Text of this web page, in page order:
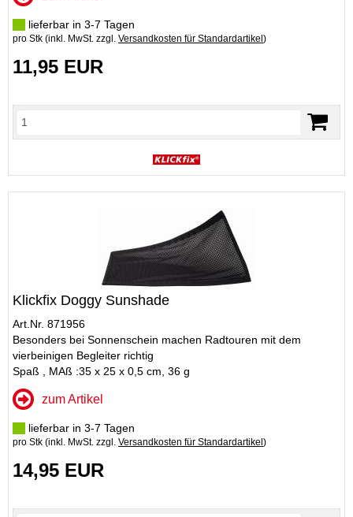
lieferbar in 3-7 Tagen
pro Stk (inkl. MwSt. zzgl. Versandkosten für Standardartikel)
11,95 EUR
Klickfix Doggy Sunshade
Art.Nr. 871956
Besonders bei Sonnenschein machen Radtouren mit dem
vierbeinigen Begleiter richtig
Spaß , MAß :35 x 25 x 0,5 cm, 36 g
zum Artikel
lieferbar in 3-7 Tagen
pro Stk (inkl. MwSt. zzgl. Versandkosten für Standardartikel)
14,95 EUR